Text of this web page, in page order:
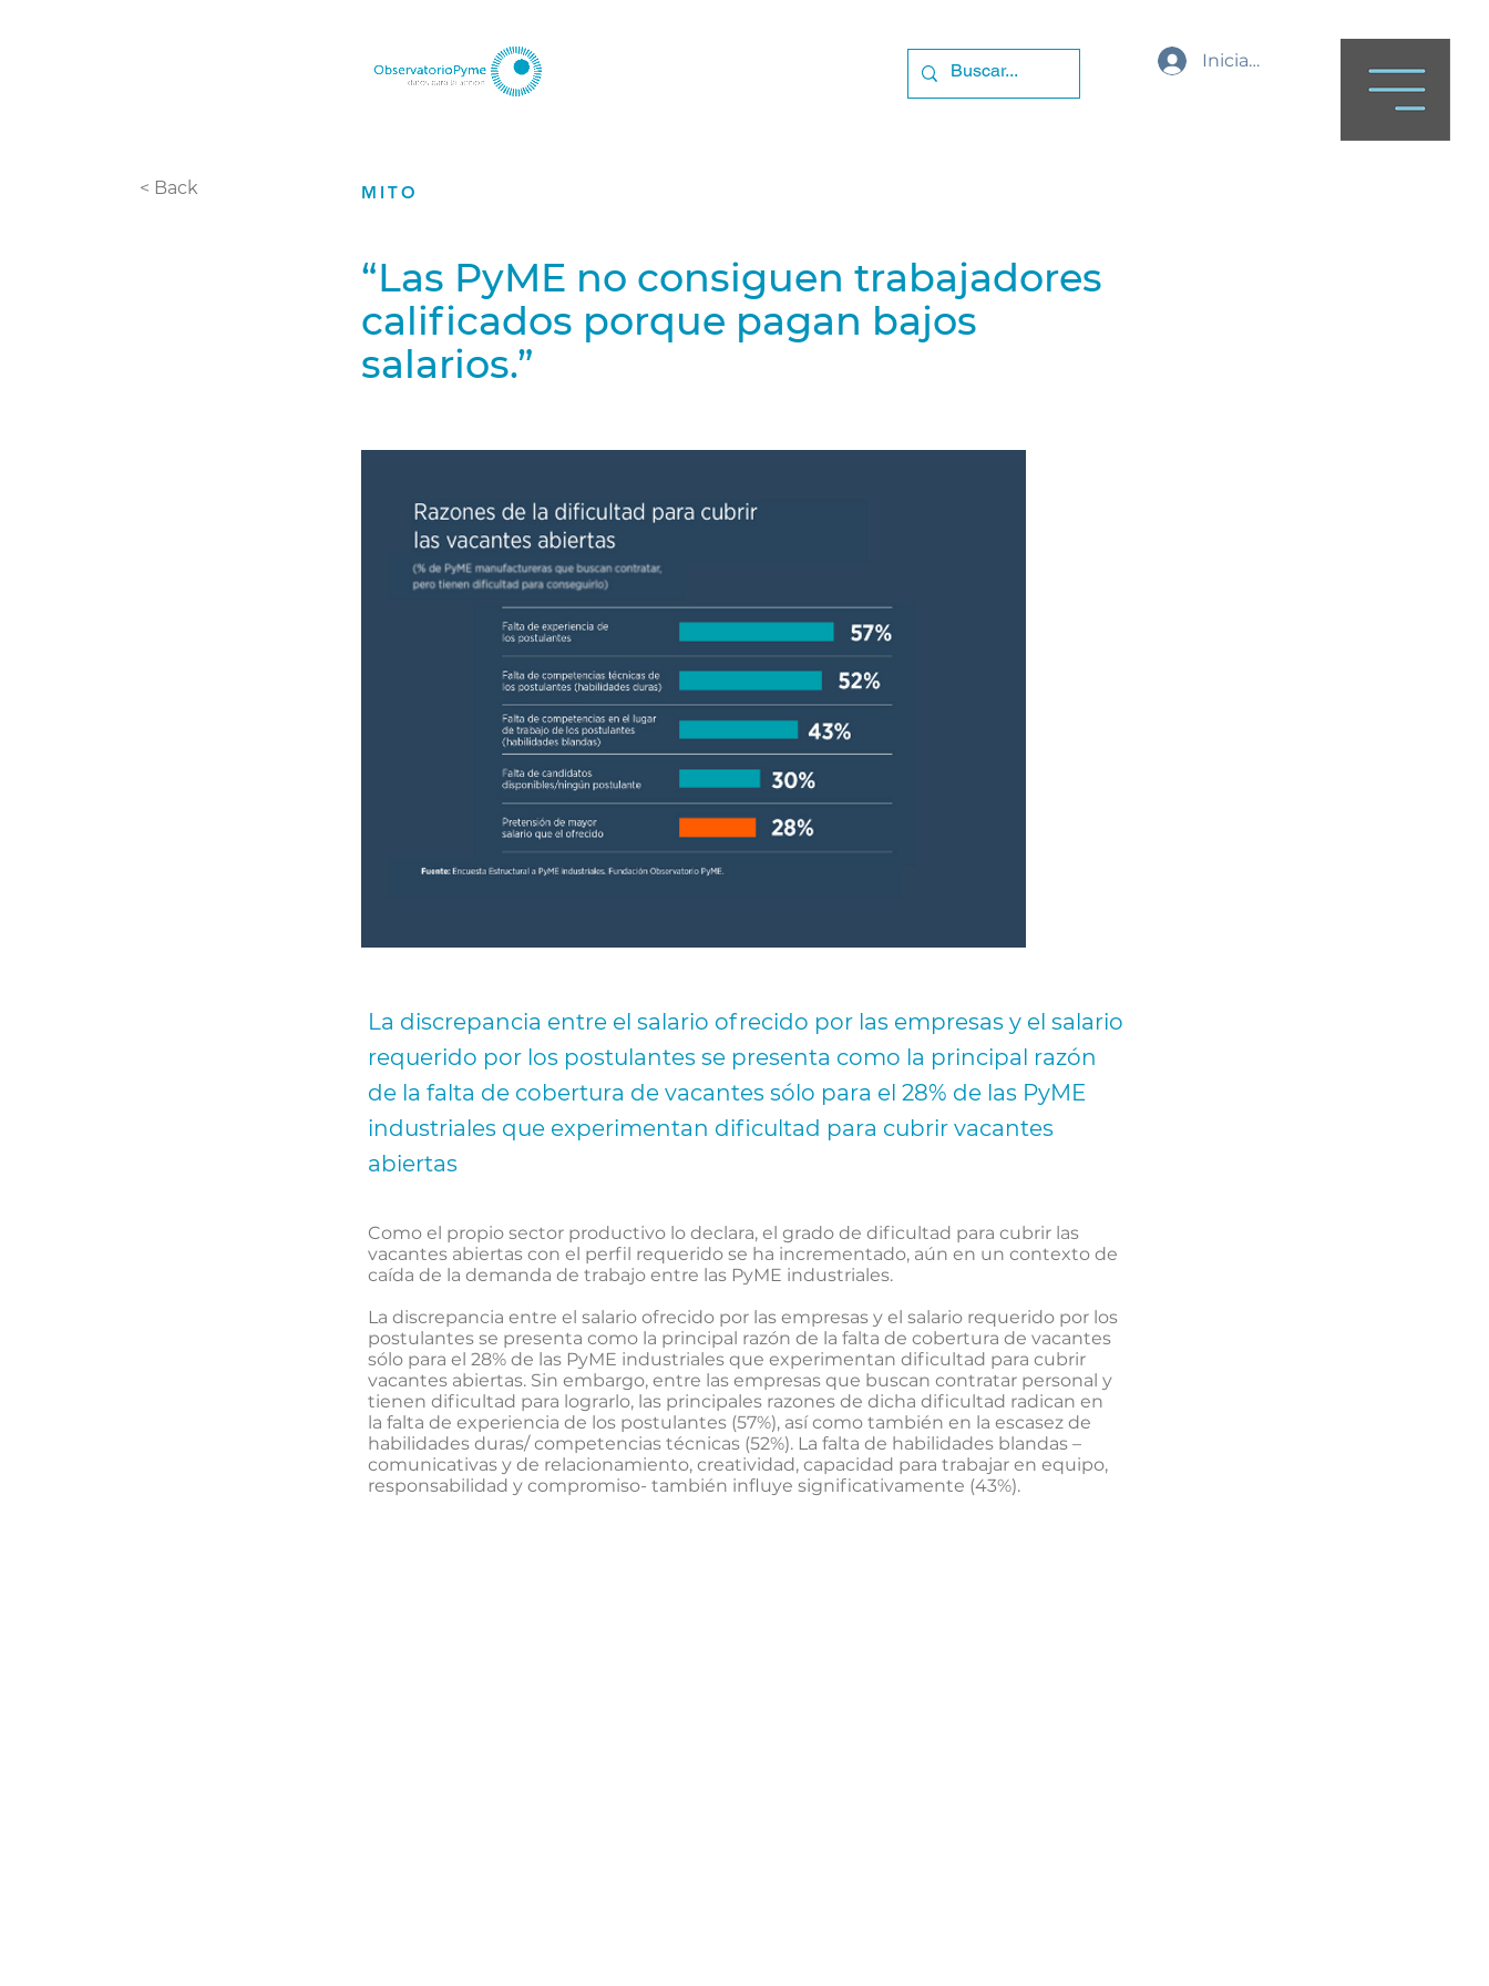
Iniciar sesión
< Back MITO
“Las PyME no consiguen trabajadores
calificados porque pagan bajos
salarios.”
La discrepancia entre el salario ofrecido por las empresas y el salario
requerido por los postulantes se presenta como la principal razón
de la falta de cobertura de vacantes sólo para el 28% de las PyME
industriales que experimentan dificultad para cubrir vacantes
abiertas
Como el propio sector productivo lo declara, el grado de dificultad para cubrir las
vacantes abiertas con el perfil requerido se ha incrementado, aún en un contexto de
caída de la demanda de trabajo entre las PyME industriales.
La discrepancia entre el salario ofrecido por las empresas y el salario requerido por los
postulantes se presenta como la principal razón de la falta de cobertura de vacantes
sólo para el 28% de las PyME industriales que experimentan dificultad para cubrir
vacantes abiertas. Sin embargo, entre las empresas que buscan contratar personal y
tienen dificultad para lograrlo, las principales razones de dicha dificultad radican en
la falta de experiencia de los postulantes (57%), así como también en la escasez de
habilidades duras/ competencias técnicas (52%). La falta de habilidades blandas –
comunicativas y de relacionamiento, creatividad, capacidad para trabajar en equipo,
responsabilidad y compromiso- también influye significativamente (43%).